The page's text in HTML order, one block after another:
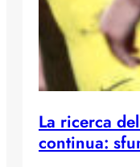
La ricerca
continua: